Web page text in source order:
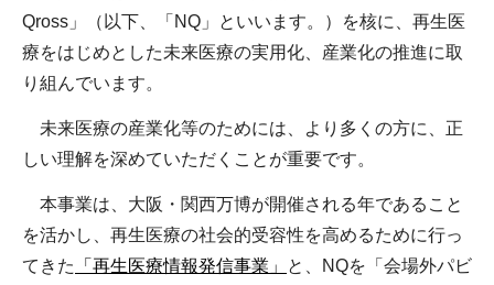
Qross」（以下、「NQ」といいます。）を核に、再生医
療をはじめとした未来医療の実用化、産業化の推進に取
り組んでいます。
未来医療の産業化等のためには、より多くの方に、正
しい理解を深めていただくことが重要です。
本事業は、大阪・関西万博が開催される年であること
を活かし、再生医療の社会的受容性を高めるために行っ
てきた
「再生医療情報発信事業」
と、NQを「会場外パビ